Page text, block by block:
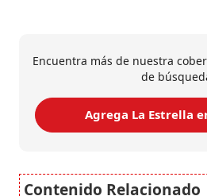
Encuentra más de nuestra
de
Agrega La Estrella